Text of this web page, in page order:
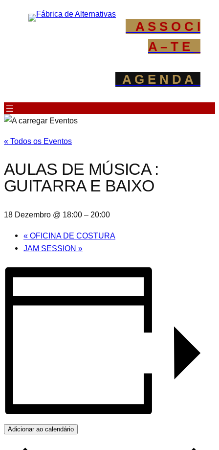
_ A S S O C I
A – T E _
_A G E N D A_
« Todos os Eventos
AULAS DE MÚSICA :
GUITARRA E BAIXO
18 Dezembro @ 18:00 – 20:00
« OFICINA DE COSTURA
JAM SESSION »
Adicionar ao calendário